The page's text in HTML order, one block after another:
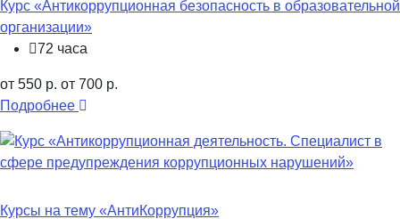
Курс «Антикоррупционная безопасность в образовательной
организации»
72 часа
от 550 р. от 700 р.
Подробнее
Курсы на тему «АнтиКоррупция»